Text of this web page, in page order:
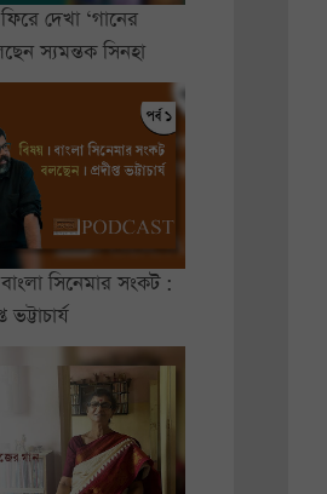
দেখা ‘গানের
স্যমন্তক সিনহা
সিনেমার সংকট :